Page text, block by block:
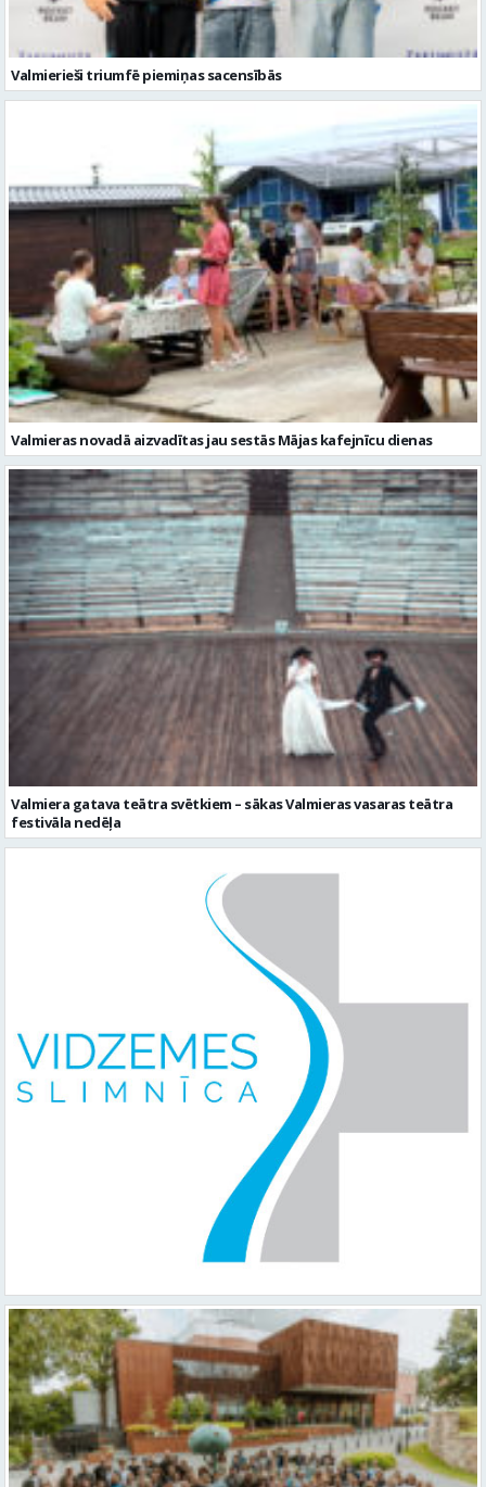
Valmierieši triumfē piemiņas sacensībās
Valmieras novadā aizvadītas jau sestās Mājas kafejnīcu dienas
Valmiera gatava teātra svētkiem – sākas Valmieras vasaras teātra
festivāla nedēļa